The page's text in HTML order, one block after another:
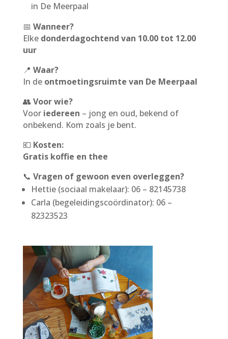
in De Meerpaal
📅 Wanneer?
Elke donderdagochtend van 10.00 tot 12.00
uur
📍 Waar?
In de ontmoetingsruimte van De Meerpaal
👥 Voor wie?
Voor iedereen – jong en oud, bekend of
onbekend. Kom zoals je bent.
💶 Kosten:
Gratis koffie en thee
📞 Vragen of gewoon even overleggen?
Hettie (sociaal makelaar): 06 – 82145738
Carla (begeleidingscoördinator): 06 –
82323523